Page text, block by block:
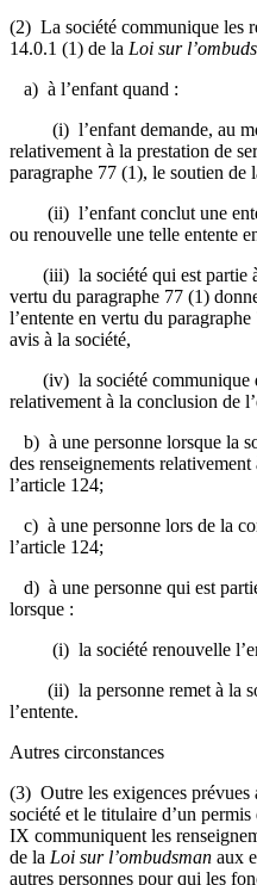
(2) La société communique les
14.0.1 (1) de la Loi sur
a) à l’enfant quand :
(i) l’enfant demande, au
relativement à la prestation de
paragraphe 77 (1), le soutien de
(ii) l’enfant conclut une
ou renouvelle une telle entente
(iii) la société qui est partie à
vertu du paragraphe 77 (1)
l’entente en vertu du
avis à la société,
(iv) la société communique
relativement à la conclusion de
b) à une personne lorsque la
des renseignements
l’article 124;
c) à une personne lors de la
l’article 124;
d) à une personne qui est
lorsque :
(i) la société renouvelle
(ii) la personne remet à la
l’entente.
Autres circonstances
(3) Outre les exigences prévues
société et le titulaire d’un
IX communiquent les
de la Loi sur l’ombudsman aux
autres personnes pour qui les